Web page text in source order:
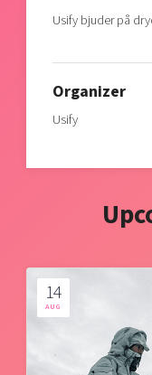
Usify bjuder på
Organizer
Usify
14
AUG